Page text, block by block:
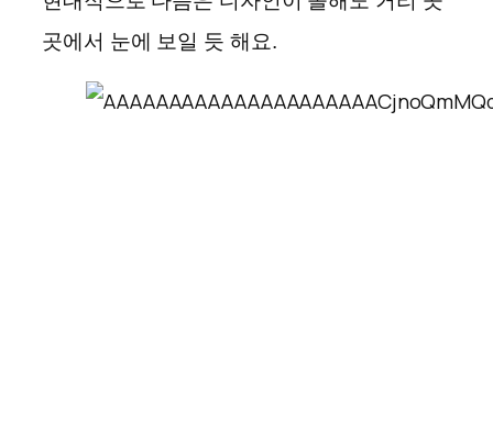
곳에서 눈에 보일 듯 해요.